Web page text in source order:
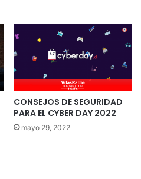
CONSEJOS DE SEGURIDAD
PARA EL CYBER DAY 2022
mayo 29, 2022